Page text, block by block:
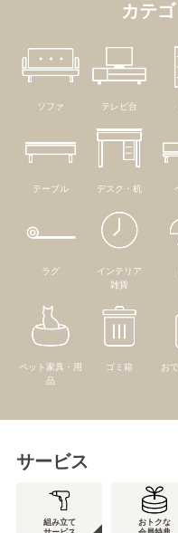
カテ
ソファ テレビ台
テーブル デスク・机
ラグ
インテリア
雑貨
ペット家具・用
品
ゴミ箱 お
サービス
組み立て
おトクな